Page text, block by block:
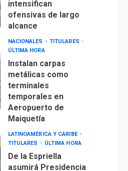
alcance
TITULARES
ÚLTIMA HORA
Instalan carpas
metálicas como
terminales
temporales en
Aeropuerto de
Maiquetía
LATINOAMÉRICA Y CARIBE
TITULARES
ÚLTIMA HORA
De la Espriella
asumirá Presidencia
en ceremonia atípica
fuera de Bogotá